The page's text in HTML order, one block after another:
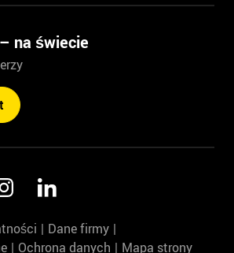
na świecie
Dane firmy
Ochrona danych Mapa strony